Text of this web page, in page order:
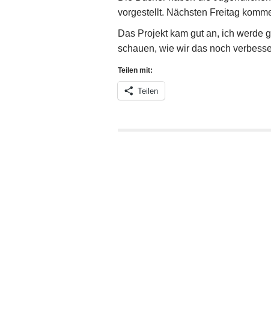
vorgestellt. Nächsten Freitag
Das Projekt kam gut an, ich werde
schauen, wie wir das noch
Teilen mit:
Teilen